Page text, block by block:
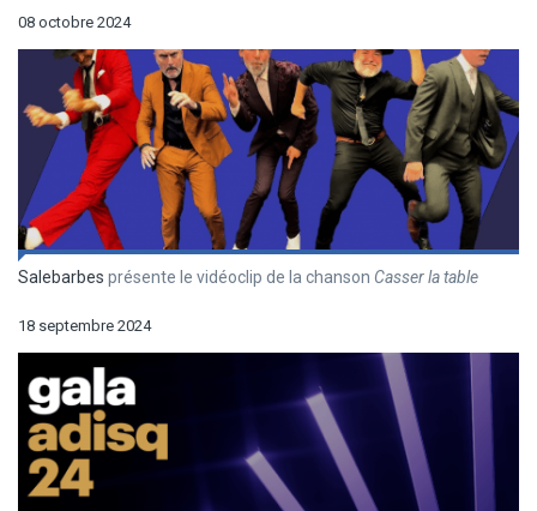
08 octobre 2024
Salebarbes présente le vidéoclip de la chanson Casser la table
18 septembre 2024